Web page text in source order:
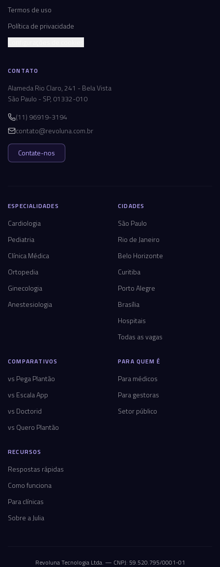
Termos de uso
Política de privacidade
CONTATO
Alameda Rio Claro, 241 - Bela Vista
São Paulo - SP, 01332-010
(11) 96919-3194
contato@revoluna.com.br
Contate-nos
ESPECIALIDADES
Cardiologia
Pediatria
Clínica Médica
Ortopedia
Ginecologia
Anestesiologia
CIDADES
São Paulo
Rio de Janeiro
Belo Horizonte
Curitiba
Porto Alegre
Brasília
Hospitais
Todas as vagas
COMPARATIVOS
vs Pega Plantão
vs Escala App
vs Doctorid
vs Quero Plantão
PARA QUEM É
Para médicos
Para gestoras
Setor público
RECURSOS
Respostas rápidas
Como funciona
Para clínicas
Sobre a Julia
Revoluna Tecnologia Ltda. — CNPJ: 59.520.795/0001-01